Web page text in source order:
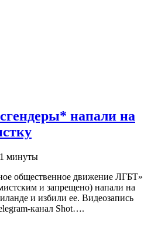
напали на
1 минуты
общественное движение ЛГБТ»
и запрещено) напали на
и избили ее. Видеозапись
канал Shot….